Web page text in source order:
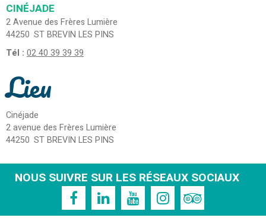
CINÉJADE
2 Avenue des Frères Lumière
44250 ST BREVIN LES PINS
Tél : 02 40 39 39 39
Lieu
Cinéjade
2 avenue des Frères Lumière
44250 ST BREVIN LES PINS
NOUS SUIVRE SUR LES RÉSEAUX SOCIAUX